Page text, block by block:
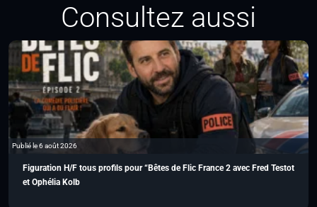
Consultez aussi
Publié le 6 août 2026
Figuration H/F tous profils pour “Bêtes de Flic France 2 avec Fred Testot
et Ophélia Kolb